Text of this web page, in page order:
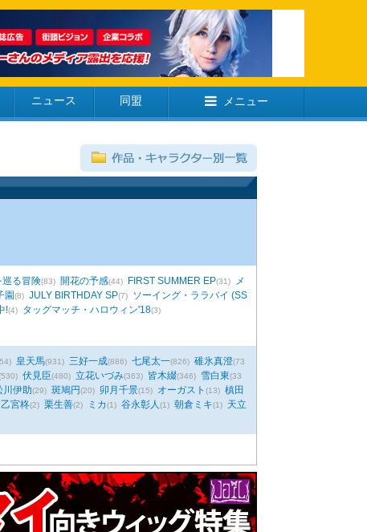
ニュース 同盟 メニュー
巡る冒険(83) 開花の予感(44) FIRST SUMMER EP(31)
メ
園(8) JULY BIRTHDAY SP(7)
ソーイング・ララバイ (SS
!(4) タッグマッチ・ハロウィン'18(3)
皇天馬(931) 三好一成(886) 七尾太一(826) 碓氷真澄(73
伏見臣(480) 立花いづみ(363) 皆木綴(346) 雪白東(33
川伊助(29) 斑鳩円(20) 卯月千景(15) オーガスト (13) 槙田
乙宮柊(2) 栗生善(2) ミカ(1) 谷永彰人(1) 朝倉ミキ(1)
天立